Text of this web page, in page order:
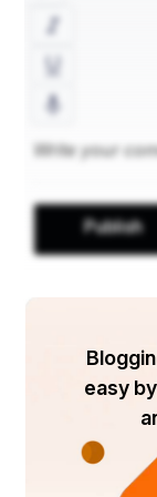
ରାଜସ୍ଥାନ-
ଝାଡଖଣ୍ଡ-
ଆନ୍ଧ୍ରପ୍ରଦେଶ-
ଅନ୍ୟମାନେ-
ଲିଥିୟମ୍
ଭାରତରେ
ପଦ୍ଧତିରେ
Publish
easy